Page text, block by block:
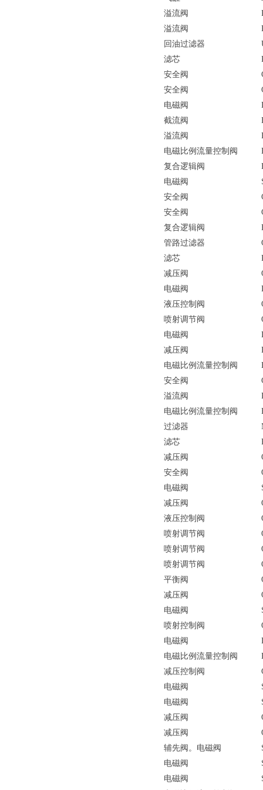
溢流阀
溢流阀
回油过滤器
滤芯
安全阀
安全阀
电磁阀
截流阀
溢流阀
电磁比例流量控制阀
复合逻辑阀
电磁阀
安全阀
安全阀
复合逻辑阀
管路过滤器
滤芯
减压阀
电磁阀
液压控制阀
喷射调节阀
电磁阀
减压阀
电磁比例流量控制阀
安全阀
溢流阀
电磁比例流量控制阀
过滤器
滤芯
减压阀
安全阀
电磁阀
减压阀
液压控制阀
喷射调节阀
喷射调节阀
喷射调节阀
平衡阀
减压阀
电磁阀
喷射控制阀
电磁阀
电磁比例流量控制阀
减压控制阀
电磁阀
电磁阀
减压阀
减压阀
辅先阀。电磁阀
电磁阀
电磁阀